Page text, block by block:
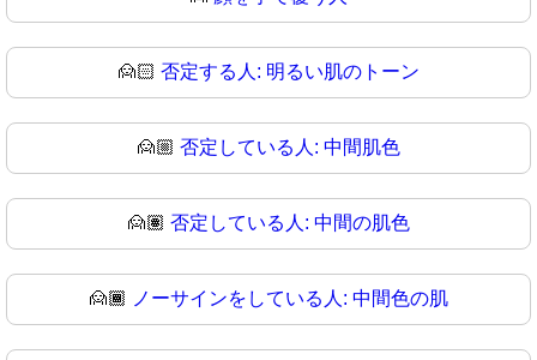
🙍🏻 否定する人: 明るい肌のトーン
🙍🏼 否定している人: 中間肌色
🙍🏽 否定している人: 中間の肌色
🙍🏾 ノーサインをしている人: 中間色の肌